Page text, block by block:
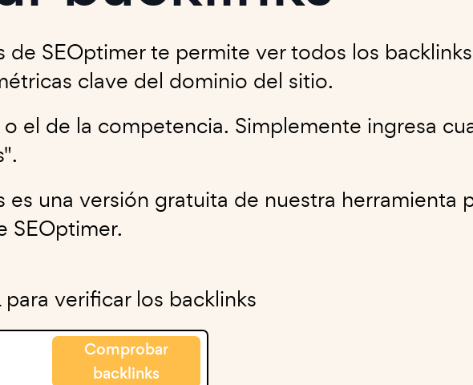
SEOptimer te permite ver todos los
clave del dominio del sitio.
el de la competencia. Simplemente ingresa
una versión gratuita de nuestra herramienta
SEOptimer.
verificar los backlinks
Comprobar
backlinks